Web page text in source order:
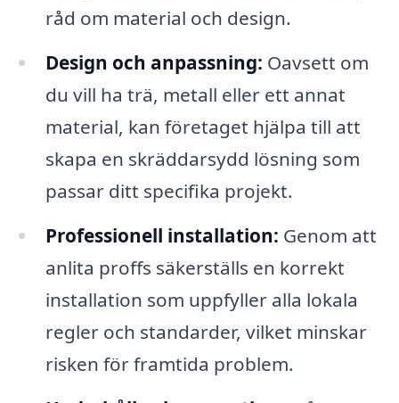
råd om material och design.
Design och anpassning: Oavsett om
du vill ha trä, metall eller ett annat
material, kan företaget hjälpa till att
skapa en skräddarsydd lösning som
passar ditt specifika projekt.
Professionell installation: Genom att
anlita proffs säkerställs en korrekt
installation som uppfyller alla lokala
regler och standarder, vilket minskar
risken för framtida problem.